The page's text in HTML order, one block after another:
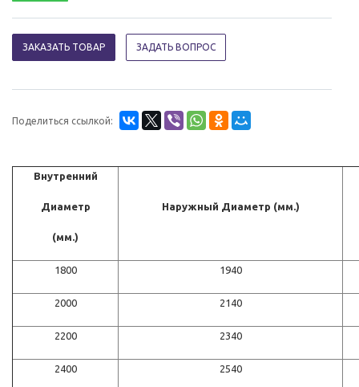
ЗАКАЗАТЬ ТОВАР ЗАДАТЬ ВОПРОС
Поделиться ссылкой:
Внутренний
Диаметр
(мм.)
Наружный Диаметр (мм.)
1800 1940
2000 2140
2200 2340
2400 2540